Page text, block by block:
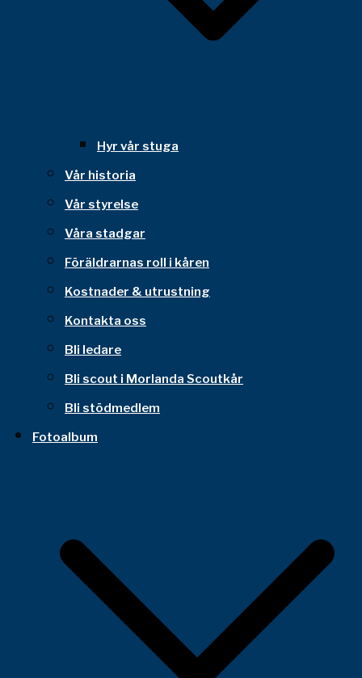
Hyr vår stuga
Vår historia
Vår styrelse
Våra stadgar
Föräldrarnas roll i kåren
Kostnader & utrustning
Kontakta oss
Bli ledare
Bli scout i Morlanda Scoutkår
Bli stödmedlem
Fotoalbum